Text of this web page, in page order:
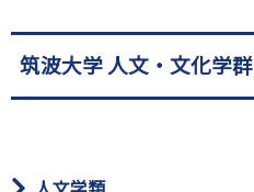
筑波大学 人文・文化学群